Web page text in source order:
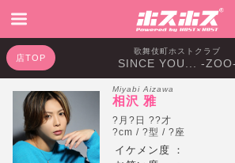
歌舞伎町ホストクラブ
SINCE YOU... -ZOO-
店TOP
Miyabi Aizawa
相沢 雅
?月?日 ??才
?cm / ?型 / ?座
イケメン度
：